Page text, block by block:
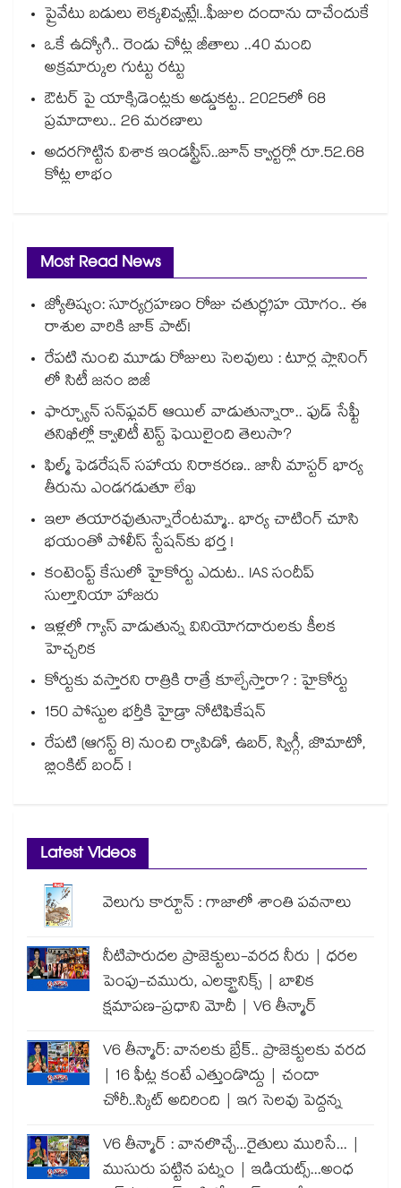
ప్రైవేటు బడులు లెక్కలివ్వట్లే!..ఫీజుల దందాను దాచేందుకే
ఒకే ఉద్యోగి.. రెండు చోట్ల జీతాలు ..40 మంది
అక్రమార్కుల గుట్టు రట్టు
ఔటర్ పై యాక్సిడెంట్లకు అడ్డుకట్ట.. 2025లో 68
ప్రమాదాలు.. 26 మరణాలు
అదరగొట్టిన విశాక ఇండస్ట్రీస్..జూన్ క్వార్టర్లో రూ.52.68
కోట్ల లాభం
Most Read News
జ్యోతిష్యం: సూర్యగ్రహణం రోజు చతుర్గ్రహ యోగం.. ఈ
రాశుల వారికి జాక్ పాట్!
రేపటి నుంచి మూడు రోజులు సెలవులు : టూర్ల ప్లానింగ్
లో సిటీ జనం బిజీ
ఫార్చ్యూన్ సన్‌ఫ్లవర్ ఆయిల్ వాడుతున్నారా.. ఫుడ్ సేఫ్టీ
తనిఖీల్లో క్వాలిటీ టెస్ట్ ఫెయిలైంది తెలుసా?
ఫిల్మ్ ఫెడరేషన్ సహాయ నిరాకరణ.. జానీ మాస్టర్ భార్య
తీరును ఎండగడుతూ లేఖ
ఇలా తయారవుతున్నారేంటమ్మా.. భార్య చాటింగ్ చూసి
భయంతో పోలీస్ స్టేషన్⁫కు భర్త !
కంటెంప్ట్ కేసులో హైకోర్టు ఎదుట.. IAS సందీప్
సుల్తానియా హాజరు
ఇళ్లలో గ్యాస్ వాడుతున్న వినియోగదారులకు కీలక
హెచ్చరిక
కోర్టుకు వస్తారని రాత్రికి రాత్రే కూల్చేస్తారా? : హైకోర్టు
150 పోస్టుల భర్తీకి హైడ్రా నోటిఫికేషన్
రేపటి (ఆగస్ట్ 8) నుంచి ర్యాపిడో, ఉబర్, స్విగ్గీ, జొమాటో,
బ్లింకిట్ బంద్ !
Latest Videos
వెలుగు కార్టూన్ : గాజాలో శాంతి పవనాలు
నీటిపారుదల ప్రాజెక్టులు-వరద నీరు | ధరల
పెంపు-చమురు, ఎలక్ట్రానిక్స్ | బాలిక
క్షమాపణ-ప్రధాని మోదీ | V6 తీన్మార్
V6 తీన్మార్: వానలకు బ్రేక్.. ప్రాజెక్టులకు వరద
| 16 ఫీట్ల కంటే ఎత్తుండొద్దు | చందా
చోరీ..స్కిట్ అదిరింది | ఇగ సెలవు పెద్దన్న
V6 తీన్మార్ : వానలొచ్చే...రైతులు మురిసే... |
ముసురు పట్టిన పట్నం | ఇడియట్స్...అంధ